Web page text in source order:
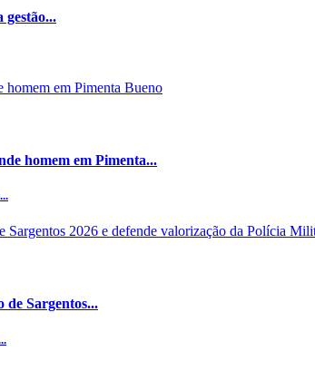
gestão...
homem em Pimenta...
de Sargentos...